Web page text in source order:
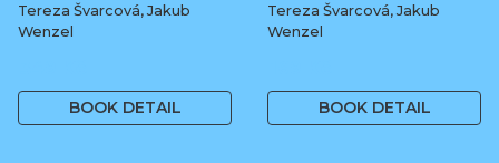
Tereza Švarcová, Jakub
Wenzel
BOOK DETAIL
Tereza Švarcová, Jakub
Wenzel
BOOK DETAIL